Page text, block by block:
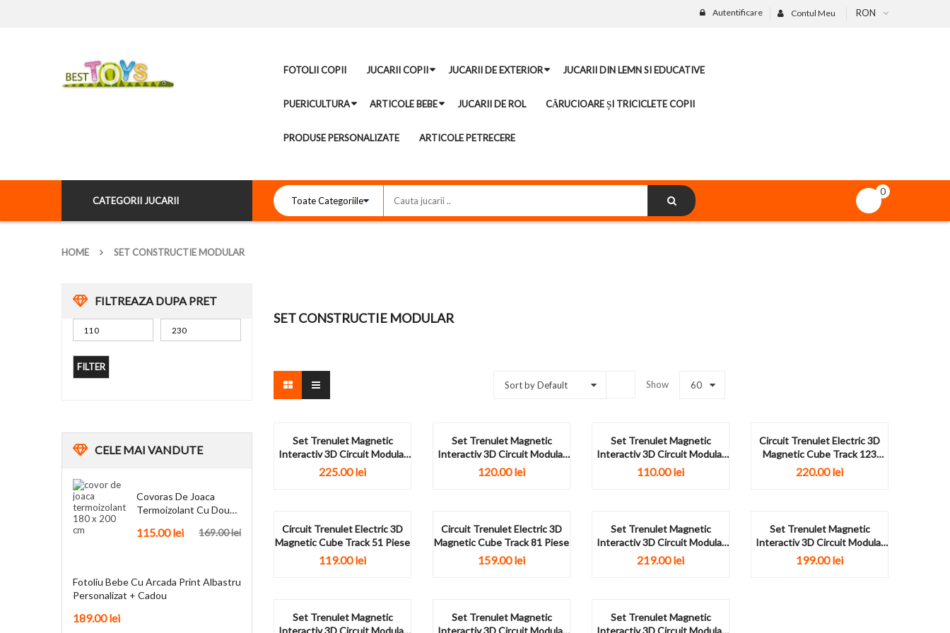
RON
Contul Meu
Autentificare
FOTOLII COPII JUCARII COPII JUCARII DE EXTERIOR JUCARII DIN LEMN SI EDUCATIVE
PUERICULTURA ARTICOLE BEBE JUCARII DE ROL CĂRUCIOARE ȘI TRICICLETE COPII
PRODUSE PERSONALIZATE ARTICOLE PETRECERE
CATEGORII JUCARII
0
HOME SET CONSTRUCTIE MODULAR
FILTREAZA DUPA PRET
FILTER
CELEMAI VANDUTE
Covoras De Joaca
Termoizolant Cu Doua
169.00lei
115.00lei
Fotoliu Bebe Cu Arcada Print Albastru
Personalizat + Cadou
189.00lei
SET CONSTRUCTIE MODULAR
Sort by Default Show 60
Set Trenulet Magnetic
Interactiv 3D Circuit Modular
Anti-Gravitatie 98...
225.00lei
Set Trenulet Magnetic
Interactiv 3D Circuit Modular
Anti-Gravitatie 18...
120.00lei
Set Trenulet Magnetic
Interactiv 3D Circuit Modular
Anti-Gravitatie 23...
110.00lei
Circuit Trenulet Electric 3D
Magnetic Cube Track 123
Piese
220.00lei
Circuit Trenulet Electric 3D
Magnetic Cube Track 51 Piese
119.00lei
Circuit Trenulet Electric 3D
Magnetic Cube Track 81 Piese
159.00lei
Set Trenulet Magnetic
Interactiv 3D Circuit Modular
Anti-Gravitatie 68...
219.00lei
Set Trenulet Magnetic
Interactiv 3D Circuit Modular
Anti-Gravitatie 38...
199.00lei
Set Trenulet Magnetic
Set Trenulet Magnetic
Set Trenulet Magnetic